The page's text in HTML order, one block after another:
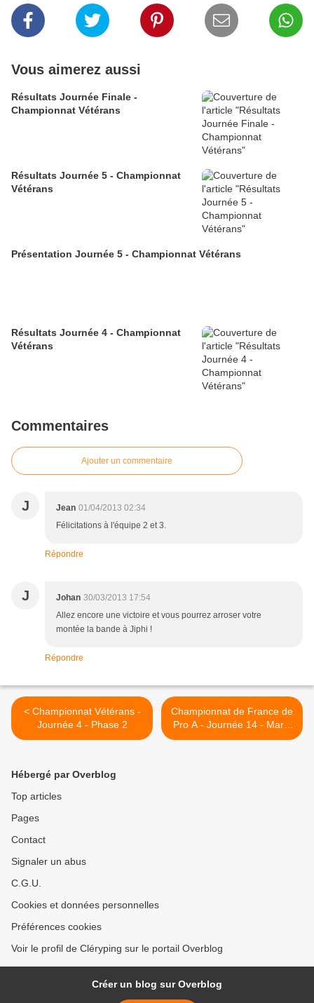
Vous aimerez aussi
Résultats Journée Finale -
Championnat Vétérans
Résultats Journée 5 - Championnat
Vétérans
Présentation Journée 5 - Championnat Vétérans
Résultats Journée 4 - Championnat
Vétérans
Commentaires
Ajouter un commentaire
J Jean 01/04/2013 02:34
Félicitations à l'équipe 2 et 3.
Répondre
J Johan 30/03/2013 17:54
Allez encore une victoire et vous pourrez arroser votre
montée la bande à Jiphi !
Répondre
< Championnat Vétérans -
Journée 4 - Phase 2
Championnat de France de
Pro A - Journée 14 - Mardi
2 avril 2013 >
Hébergé par Overblog
Top articles
Pages
Contact
Signaler un abus
C.G.U.
Cookies et données personnelles
Préférences cookies
Voir le profil de Cléryping sur le portail Overblog
Créer un blog sur Overblog